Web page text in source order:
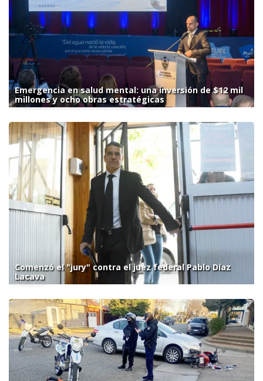
Emergencia en salud mental: una inversión de $12 mil
millones y ocho obras estratégicas
Comenzó el "jury" contra el juez federal Pablo Díaz
Lacava